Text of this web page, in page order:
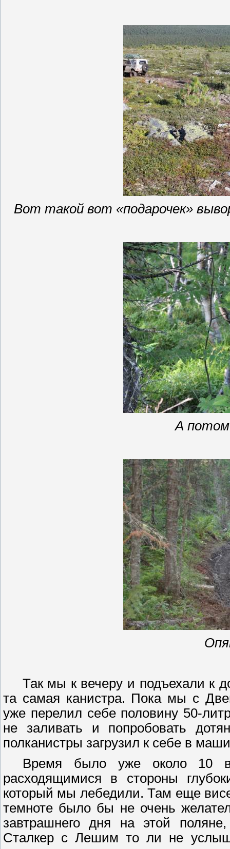
Вот такой вот «подарочек»
А
Так мы к вечеру и подъехали к
та самая канистра. Пока мы с Д
уже перелил себе половину 50-
не заливать и попробовать
полканистры загрузил к себе в
Время было уже около 10
расходящимися в стороны
который мы лебедили. Там еще
темноте было бы не очень
завтрашнего дня на этой
Сталкер с Лешим то ли не